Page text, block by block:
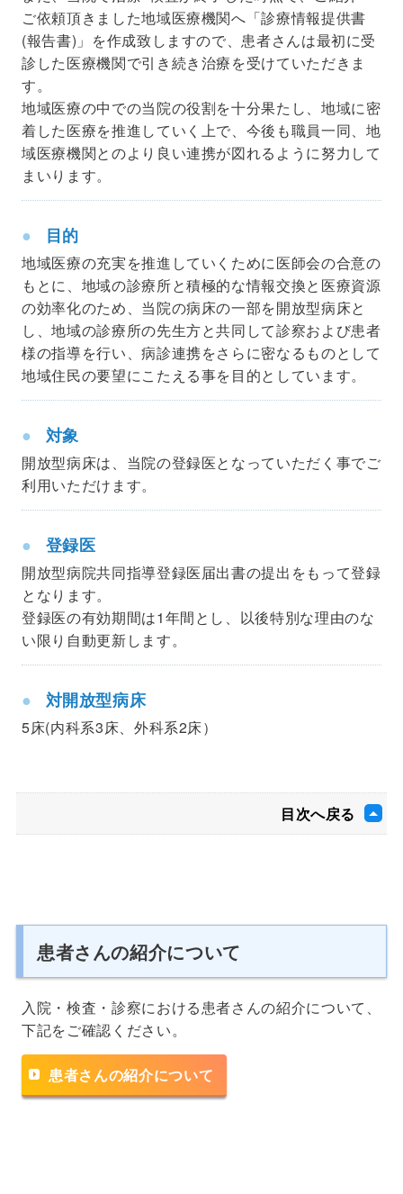
ご依頼頂きました地域医療機関へ「診療情報提供書
(報告書)」を作成致しますので、患者さんは最初に受
診した医療機関で引き続き治療を受けていただきま
す。
地域医療の中での当院の役割を十分果たし、地域に密
着した医療を推進していく上で、今後も職員一同、地
域医療機関とのより良い連携が図れるように努力して
まいります。
目的
地域医療の充実を推進していくために医師会の合意の
もとに、地域の診療所と積極的な情報交換と医療資源
の効率化のため、当院の病床の一部を開放型病床と
し、地域の診療所の先生方と共同して診察および患者
様の指導を行い、病診連携をさらに密なるものとして
地域住民の要望にこたえる事を目的としています。
対象
開放型病床は、当院の登録医となっていただく事でご
利用いただけます。
登録医
開放型病院共同指導登録医届出書の提出をもって登録
となります。
登録医の有効期間は1年間とし、以後特別な理由のな
い限り自動更新します。
対開放型病床
5床(内科系3床、外科系2床）
目次へ戻る
患者さんの紹介について
入院・検査・診察における患者さんの紹介について、
下記をご確認ください。
患者さんの紹介について